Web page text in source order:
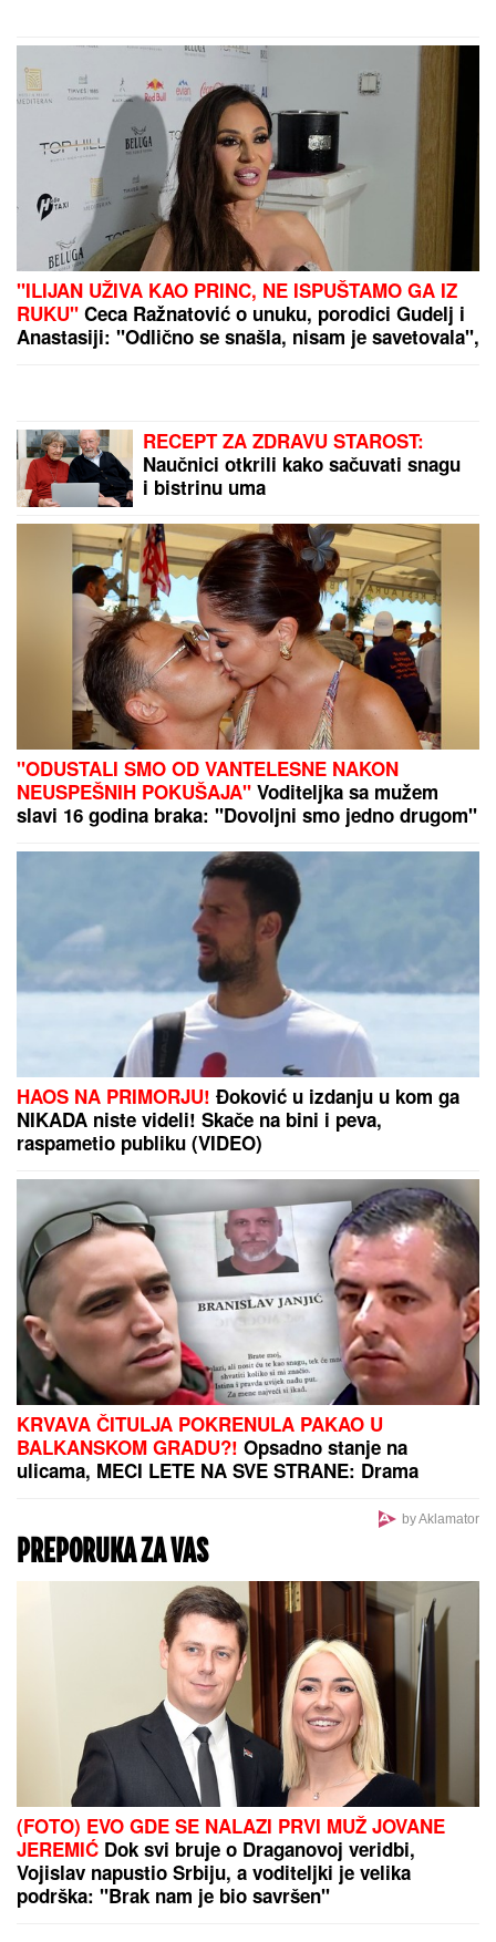
(FOTO) SVI GLEDAJU U SARU JO!
Pevačica i Aleksej Bjelogrlić ne
skidaju osmeh sa lica, a ona jednim
potezom OČARALA SVE
(VIDEO) OVAKO ČEDA JOVANOVIĆ
BIRNE O ACI KOSU NAKON
na njegova omiljena jela: "On živi od
ljubavi"
(VIDEO) JOVANA JEREMIĆ PREKINULA JUTARNJI
PROGRAMSvi misle da su ove brutalne reči
upućene Draganu: "Svima sam donela samo dobro"
Mozzart nastavlja svoju misiju širom
Srbije
Horoskop za nedelju, 9, avgust:
Jarac puca od emocija, Ribe prave